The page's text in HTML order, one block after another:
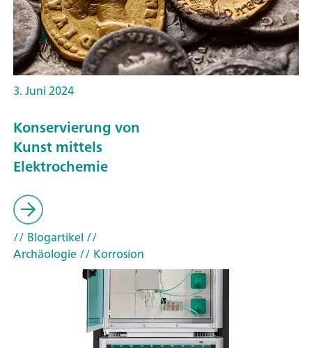
3. Juni 2024
Konservierung von
Kunst mittels
Elektrochemie
// Blogartikel //
Archäologie// Korrosion